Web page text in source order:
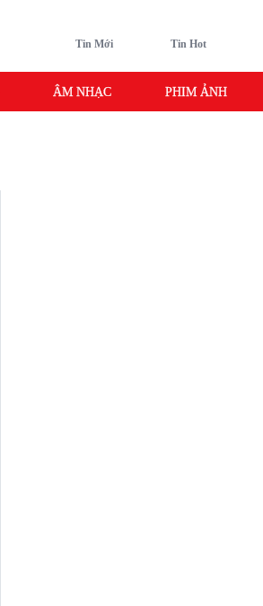
Tin Mới Tin Hot
ÂM NHẠC PHIM ẢNH